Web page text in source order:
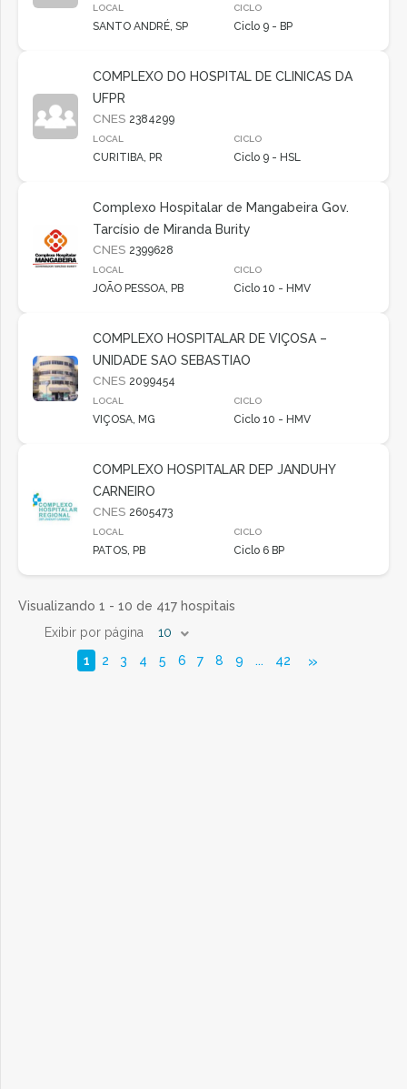
LOCAL
SANTO ANDRÉ, SP
CICLO
Ciclo 9 - BP
COMPLEXO DO HOSPITAL DE CLINICAS DA
UFPR
CNES 2384299
LOCAL
CURITIBA, PR
CICLO
Ciclo 9 - HSL
Complexo Hospitalar de Mangabeira Gov.
Tarcísio de Miranda Burity
CNES 2399628
LOCAL
JOÃO PESSOA, PB
CICLO
Ciclo 10 - HMV
COMPLEXO HOSPITALAR DE VIÇOSA –
UNIDADE SAO SEBASTIAO
CNES 2099454
LOCAL
VIÇOSA, MG
CICLO
Ciclo 10 - HMV
COMPLEXO HOSPITALAR DEP JANDUHY
CARNEIRO
CNES 2605473
LOCAL
PATOS, PB
CICLO
Ciclo 6 BP
Visualizando 1 - 10 de 417 hospitais
Exibir por página
10
1
2 3 4 5 6 7 8 9 ... 42 »